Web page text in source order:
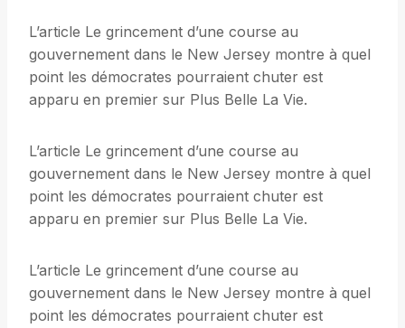
L’article Le grincement d’une course au
gouvernement dans le New Jersey montre à quel
point les démocrates pourraient chuter est
apparu en premier sur Plus Belle La Vie.
L’article Le grincement d’une course au
gouvernement dans le New Jersey montre à quel
point les démocrates pourraient chuter est
apparu en premier sur Plus Belle La Vie.
L’article Le grincement d’une course au
gouvernement dans le New Jersey montre à quel
point les démocrates pourraient chuter est